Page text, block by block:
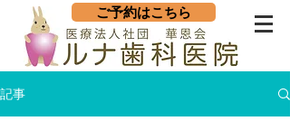
ご予約はこちら
記事